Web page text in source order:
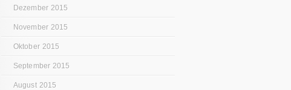
Dezember 2015
November 2015
Oktober 2015
September 2015
August 2015